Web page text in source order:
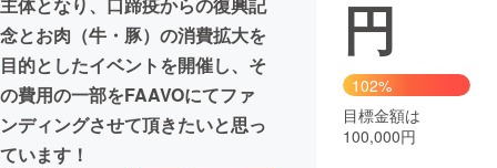
まちづくり・地域活性化
CAMPFIRE for Social Good
CAMPFIRE Creation
コミュニティ
念とお肉（牛・豚）の消費拡大を
目的としたイベントを開催し、そ
の費用の一部をFAAVOにてファ
ンディングさせて頂きたいと思っ
ています！
円
102%
目標金額は
100,000円